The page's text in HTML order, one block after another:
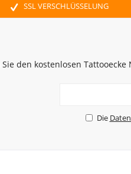
SSL VERSCHLÜSSELUNG
den kostenlosen
Die